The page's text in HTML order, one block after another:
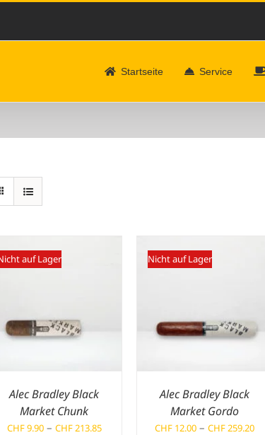
Startseite Service
auf Lager
Alec Bradley Black
Market Chunk
CHF9.90 – CHF213.85Preisspanne:
Nicht auf Lager
Alec Bradley Black
Market Gordo
CHF 12.00 – CHF259.20